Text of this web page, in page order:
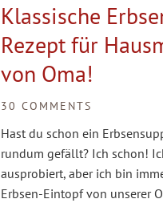
Klassische
Rezept für
von Oma!
30 COMMENTS
Hast du schon ein
rundum gefällt? Ich schon!
ausprobiert, aber ich bin
Erbsen-Eintopf von unserer